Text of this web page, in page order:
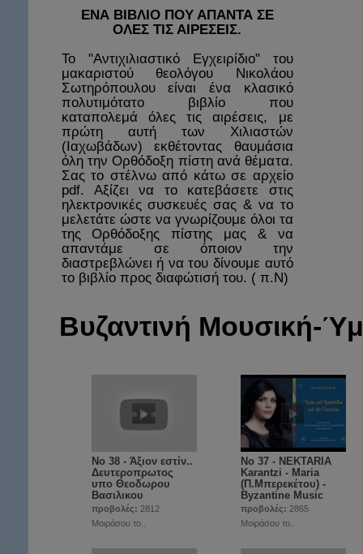
ΕΝΑ ΒΙΒΛΙΟ ΠΟΥ ΑΠΑΝΤΑ ΣΕ
ΟΛΕΣ ΤΙΣ ΑΙΡΕΣΕΙΣ.
Το "Αντιχιλιαστικό Εγχειρίδιο" του
μακαριστού θεολόγου Νικολάου
Σωτηρόπουλου είναι ένα κλασικό
πολυτιμότατο βιβλίο που
καταπολεμά όλες τις αιρέσεις, με
πρώτη αυτή των Χιλιαστών
(Ιαχωβάδων) εκθέτοντας θαυμάσια
όλη την Ορθόδοξη πίστη ανά θέματα.
Σας το στέλνω από κάτω σε αρχείο
pdf. Αξίζει να το κατεβάσετε στις
ηλεκτρονικές συσκευές σας & να το
μελετάτε ώστε να γνωρίζουμε όλοι τα
της Ορθόδοξης πίστης μας & να
απαντάμε σε όποιον την
διαστρεβλώνει ή να του δίνουμε αυτό
το βιβλίο προς διαφώτισή του. ( π.Ν)
Βυζαντινή Μουσική-
No 38 - Άξιον εστίν..
Δευτεροπρωτος
υπο Θεοδωρου
Βασιλικου
προβολές: 2812
Μοιράσου το..
Νο 37 - NEKTARIA
Karantzi - Maria
(Π.Μπερεκέτου) -
Byzantine Music
προβολές: 2865
Μοιράσου το..